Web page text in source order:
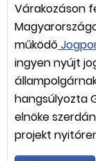
Várakozáson
működő
ingyen nyújt
hangsúlyozta
elnöke
projekt